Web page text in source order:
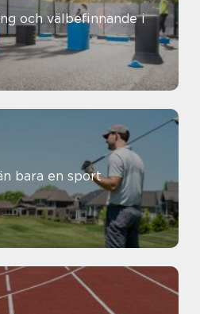
och välbefinnande i
bara en sport